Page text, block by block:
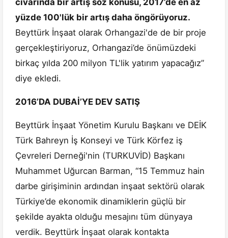
civarında bir artış söz konusu, 2017’de en az
yüzde 100'lük bir artış daha öngörüyoruz.
Beyttürk İnşaat olarak Orhangazi'de de bir proje
gerçekleştiriyoruz, Orhangazi’de önümüzdeki
birkaç yılda 200 milyon TL'lik yatırım yapacağız”
diye ekledi.
2016’DA DUBAİ’YE DEV SATIŞ
Beyttürk İnşaat Yönetim Kurulu Başkanı ve DEİK
Türk Bahreyn İş Konseyi ve Türk Körfez iş
Çevreleri Derneği'nin (TURKUVİD) Başkanı
Muhammet Uğurcan Barman, “15 Temmuz hain
darbe girişiminin ardından inşaat sektörü olarak
Türkiye’de ekonomik dinamiklerin güçlü bir
şekilde ayakta olduğu mesajını tüm dünyaya
verdik. Beyttürk İnşaat olarak kontakta